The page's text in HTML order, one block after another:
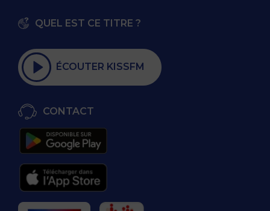
QUEL EST CE TITRE ?
ÉCOUTER KISSFM
CONTACT